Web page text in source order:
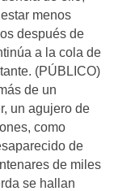
menos
después de
a la cola de
(PÚBLICO)
de un
un agujero de
como
de
de miles
se hallan